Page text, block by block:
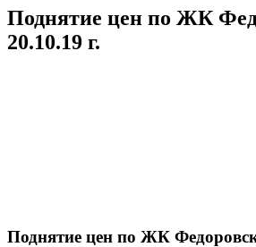
Поднятие цен по ЖК
20.10.19 г.
Поднятие цен по ЖК